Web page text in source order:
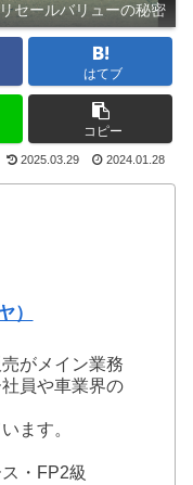
セールバリューの秘密
はてブ
コピー
2025.03.29 2024.01.28
）
がメイン業務
員や車業界の
ます。
・FP2級